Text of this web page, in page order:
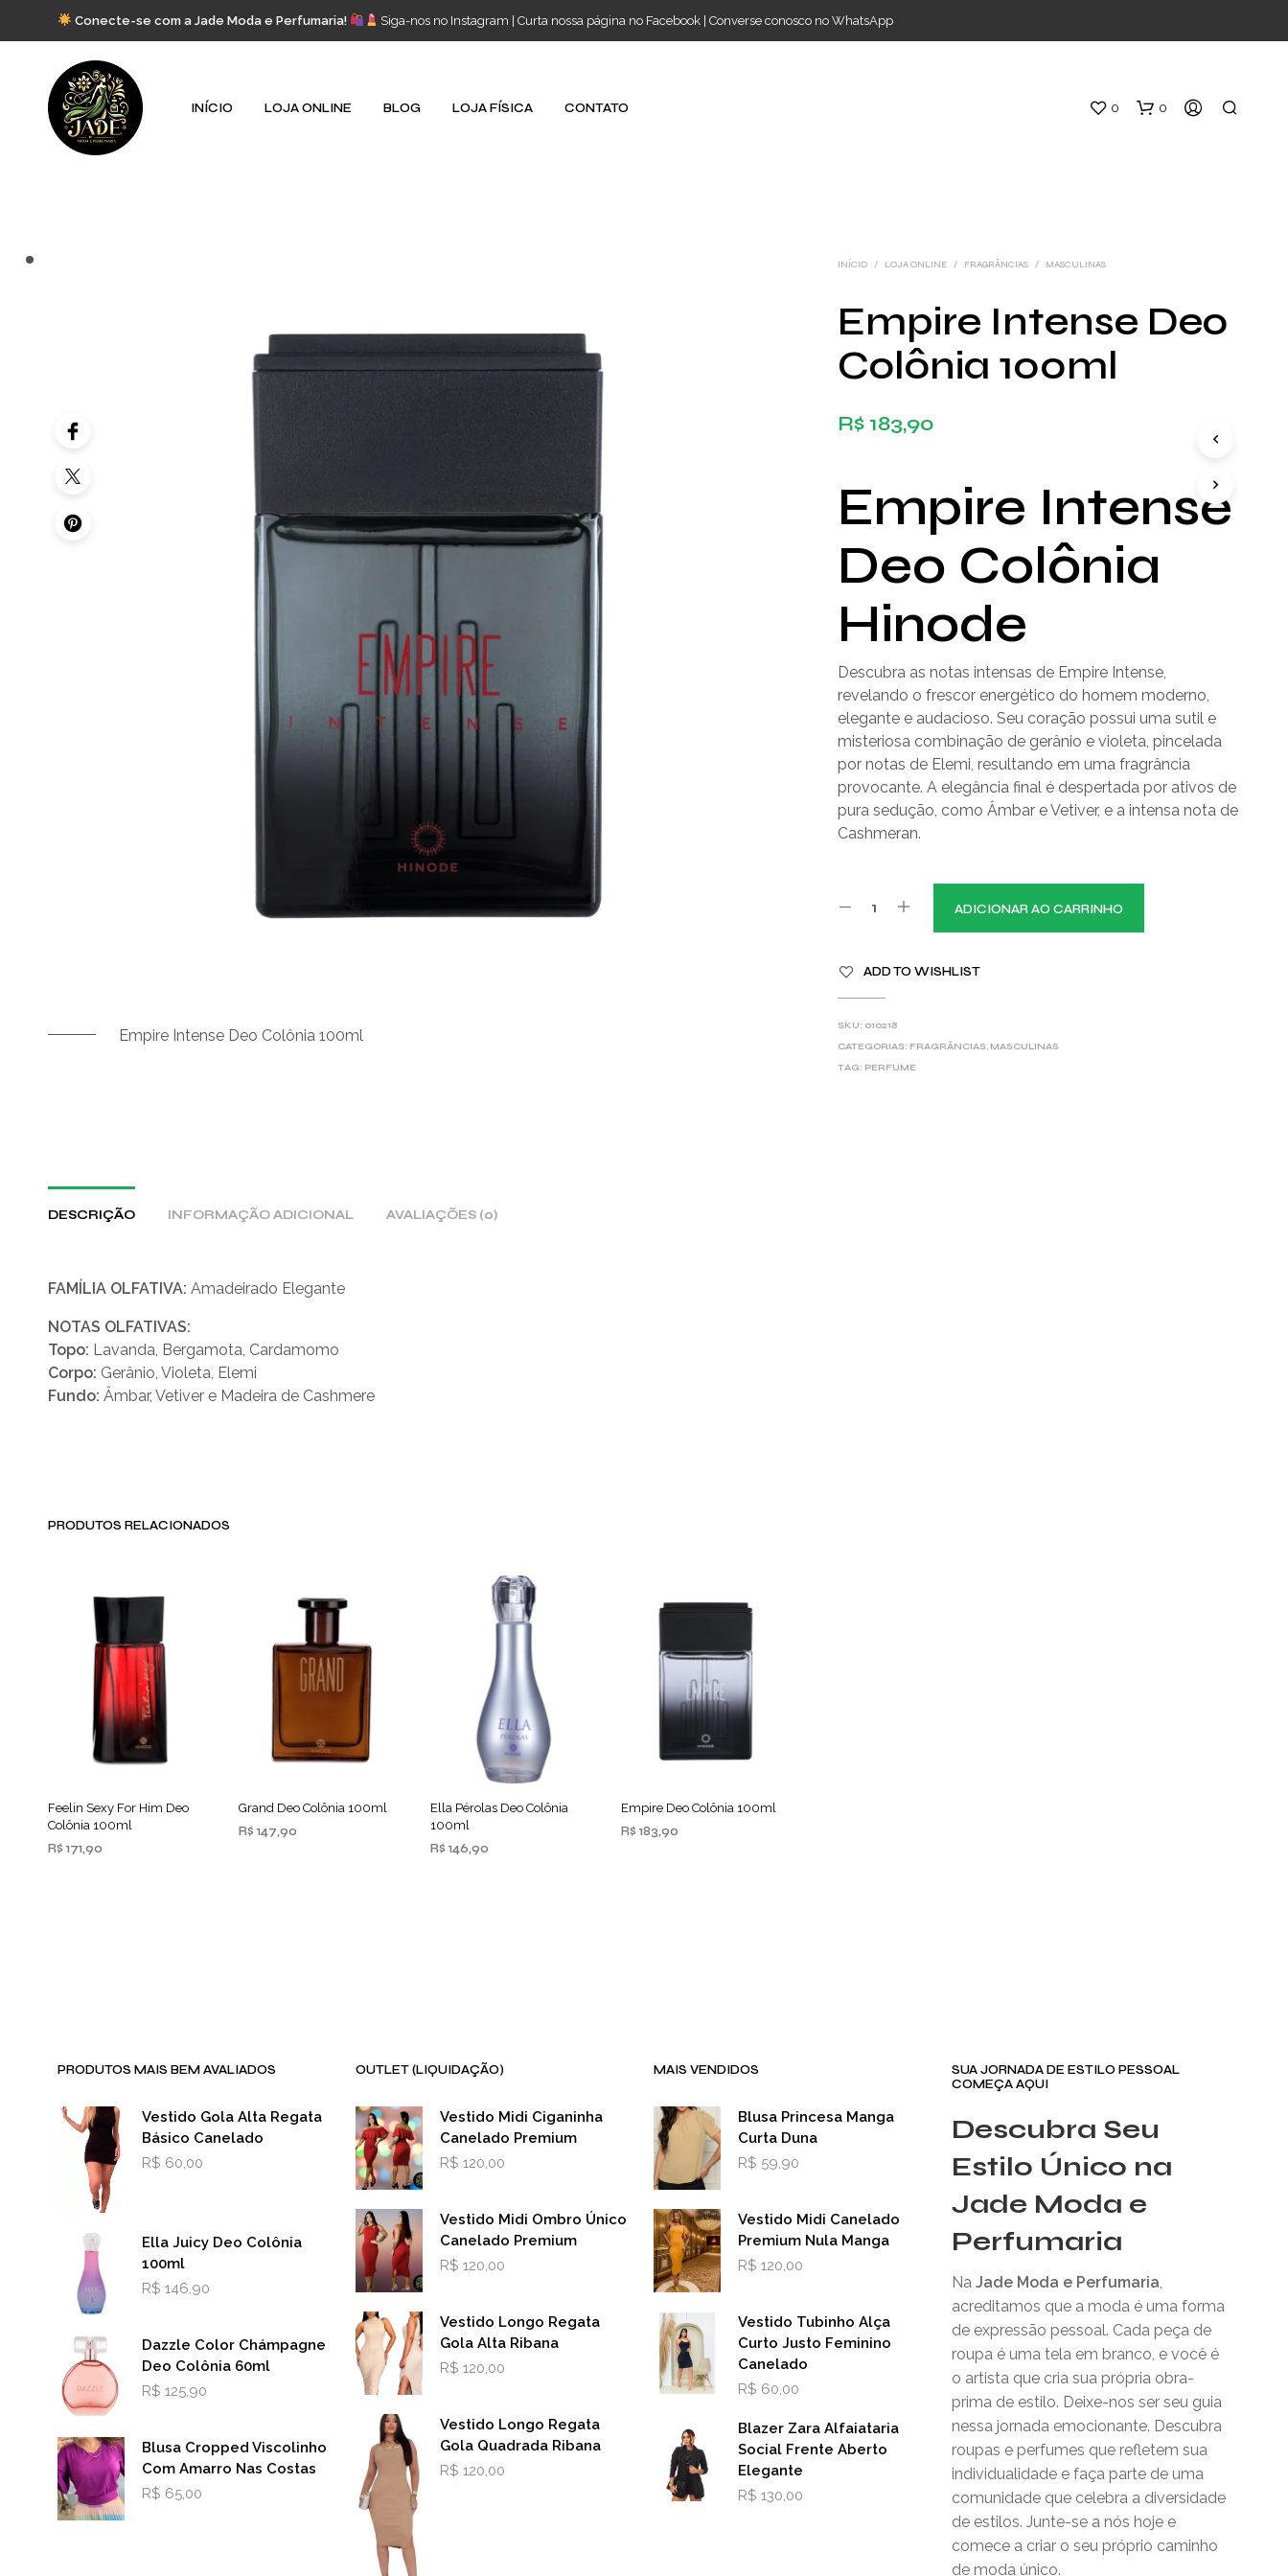
Conecte-se com a Jade Moda e Perfumaria! Siga-nos no Instagram |Curta nossa página no Facebook |Converse conosco no WhatsApp
INÍCIO LOJA ONLINE BLOG LOJA FÍSICA CONTATO 0 0
S
O
(
N
H
O
Empire Intense Deo Colônia 100ml
INÍCIO / LOJA ONLINE / FRAGRÂNCIAS / MASCULINAS
Empire Intense Deo
Colônia 100ml
R$183,90
Empire Intense
Deo Colônia
Hinode
Descubra as notas intensas de Empire Intense,
revelando o frescor energético do homem moderno,
elegante e audacioso. Seu coração possui uma sutil e
misteriosa combinação de gerânio e violeta, pincelada
por notas de Elemi, resultando em uma fragrância
provocante. A elegância final é despertada por ativos de
pura sedução, como Âmbar e Vetiver, e a intensa nota de
Cashmeran.
ADICIONAR AO CARRINHO
ADD TO WISHLIST
SKU: 010218
CATEGORIAS: FRAGRÂNCIAS, MASCULINAS
TAG: PERFUME
DESCRIÇÃO INFORMAÇÃO ADICIONAL AVALIAÇÕES (0)
FAMÍLIA OLFATIVA: Amadeirado Elegante
NOTAS OLFATIVAS:
Topo: Lavanda, Bergamota, Cardamomo
Corpo: Gerânio, Violeta, Elemi
Fundo: Âmbar, Vetiver e Madeira de Cashmere
PRODUTOS RELACIONADOS
Feelin Sexy For Him Deo
Colônia 100ml
R$ 171,90
Grand Deo Colônia 100ml
R$ 147,90
Ella Pérolas Deo Colônia
100ml
R$ 146,90
Empire Deo Colônia 100ml
R$ 183,90
PRODUTOS MAIS BEM AVALIADOS
Vestido Gola Alta Regata
Básico Canelado
R$ 60,00
Ella Juicy Deo Colônia
100ml
R$ 146,90
Dazzle Color Chámpagne
Deo Colônia 60ml
R$ 125,90
Blusa Cropped Viscolinho
Com Amarro Nas Costas
R$ 65,00
OUTLET (LIQUIDAÇÃO)
Vestido Midi Ciganinha
Canelado Premium
R$ 120,00
Vestido Midi Ombro Único
Canelado Premium
R$ 120,00
Vestido Longo Regata
Gola Alta Ribana
R$ 120,00
Vestido Longo Regata
Gola Quadrada Ribana
R$ 120,00
MAIS VENDIDOS
Blusa Princesa Manga
Curta Duna
R$ 59,90
Vestido Midi Canelado
Premium Nula Manga
R$ 120,00
Vestido Tubinho Alça
Curto Justo Feminino
Canelado
R$ 60,00
Blazer Zara Alfaiataria
Social Frente Aberto
Elegante
R$ 130,00
SUA JORNADA DE ESTILO PESSOAL
COMEÇA AQUI
Descubra Seu
Estilo Único na
Jade Moda e
Perfumaria
Na Jade Moda e Perfumaria,
acreditamos que a moda é uma forma
de expressão pessoal. Cada peça de
roupa é uma tela em branco, e você é
o artista que cria sua própria obra-
prima de estilo. Deixe-nos ser seu guia
nessa jornada emocionante. Descubra
roupas e perfumes que refletem sua
individualidade e faça parte de uma
comunidade que celebra a diversidade
de estilos. Junte-se a nós hoje e
comece a criar o seu próprio caminho
de moda único.